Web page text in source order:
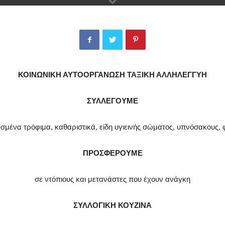
ΚΟΙΝΩΝΙΚΗ ΑΥΤΟΟΡΓΑΝΩΣΗ ΤΑΞΙΚΗ ΑΛΛΗΛΕΓΓΥΗ
ΣΥΛΛΕΓΟΥΜΕ
τρόφιμα, καθαριστικά, είδη υγιεινής σώματος,
ΠΡΟΣΦΕΡΟΥΜΕ
σε ντόπιους και μετανάστες που έχουν ανάγκη
ΣΥΛΛΟΓΙΚΗ ΚΟΥΖΙΝΑ